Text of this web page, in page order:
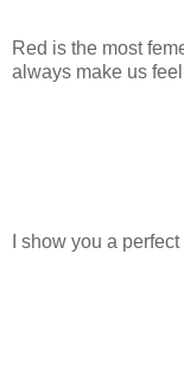
Red is the most
always make us
I show you a